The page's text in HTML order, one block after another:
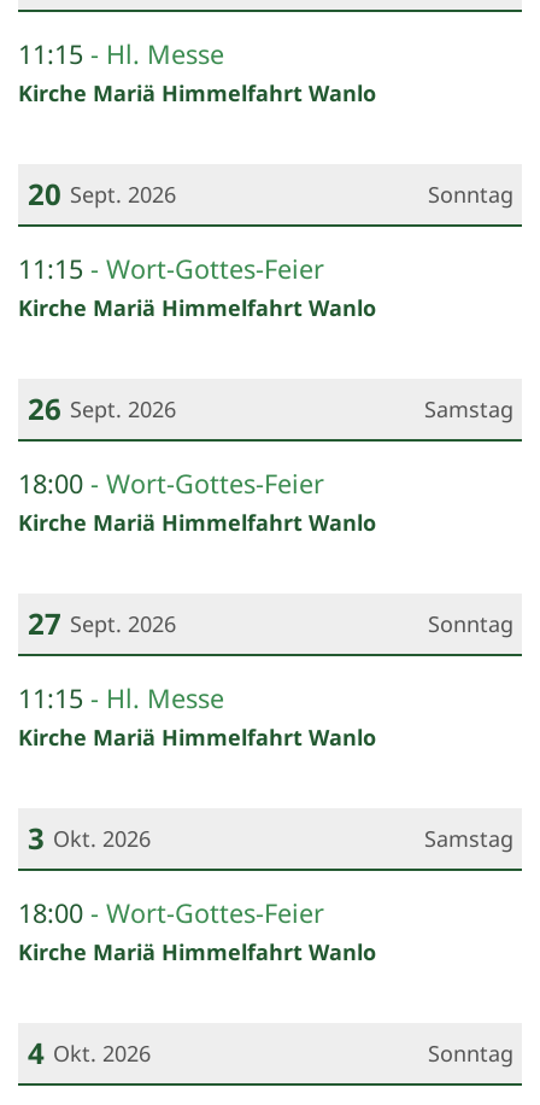
11:15 Hl. Messe
Kirche Mariä Himmelfahrt Wanlo
Sonntag
20 Sept. 2026
11:15 Wort-Gottes-Feier
Kirche Mariä Himmelfahrt Wanlo
Samstag
26 Sept. 2026
18:00 Wort-Gottes-Feier
Kirche Mariä Himmelfahrt Wanlo
Sonntag
27 Sept. 2026
11:15 Hl. Messe
Kirche Mariä Himmelfahrt Wanlo
Samstag
3 Okt. 2026
18:00 Wort-Gottes-Feier
Kirche Mariä Himmelfahrt Wanlo
Sonntag
4 Okt. 2026